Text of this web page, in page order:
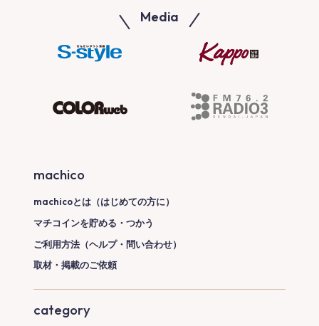
Media
machico
machicoとは（はじめての方に）
マチコインを貯める・つかう
ご利用方法（ヘルプ・問い合わせ）
取材・掲載のご依頼
category